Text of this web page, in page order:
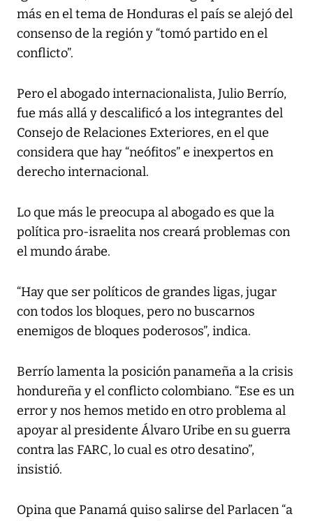
más en el tema de Honduras el país se alejó del
consenso de la región y “tomó partido en el
conflicto”.
Pero el abogado internacionalista, Julio Berrío,
fue más allá y descalificó a los integrantes del
Consejo de Relaciones Exteriores, en el que
considera que hay “neófitos” e inexpertos en
derecho internacional.
Lo que más le preocupa al abogado es que la
política pro-israelita nos creará problemas con
el mundo árabe.
“Hay que ser políticos de grandes ligas, jugar
con todos los bloques, pero no buscarnos
enemigos de bloques poderosos”, indica.
Berrío lamenta la posición panameña a la crisis
hondureña y el conflicto colombiano. “Ese es un
error y nos hemos metido en otro problema al
apoyar al presidente Álvaro Uribe en su guerra
contra las FARC, lo cual es otro desatino”,
insistió.
Opina que Panamá quiso salirse del Parlacen “a